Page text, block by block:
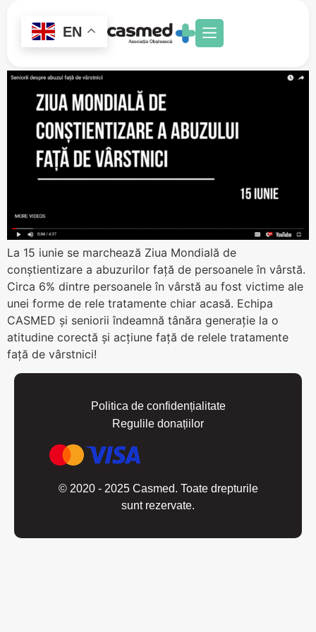
EN
Seniorii despre abuzul față
de vârstnici
La 15 iunie se marchează Ziua Mondială de
conştientizare a abuzurilor faţă de persoanele în vârstă.
Circa 6% dintre persoanele în vârstă au fost victime ale
unei forme de rele tratamente chiar acasă. Echipa
CASMED și seniorii îndeamnă tânăra generație la o
atitudine corectă și acțiune față de relele tratamente
față de vârstnici!
© 2020 - 2025 Casmed. Toate drepturile
sunt rezervate.
Politica de confidențialitate
Regulile donațiilor